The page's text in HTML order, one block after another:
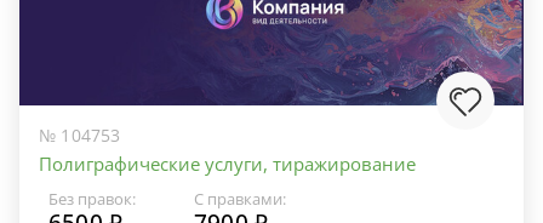
№ 104753
Полиграфические услуги, тиражирование
Без правок: С правками: